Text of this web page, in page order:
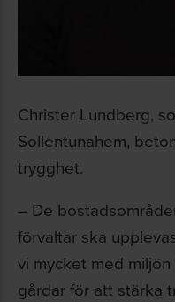
Christer Lundberg,
Sollentunahem,
trygghet.
– De
förvaltar ska
vi mycket med
gårdar för att stärka